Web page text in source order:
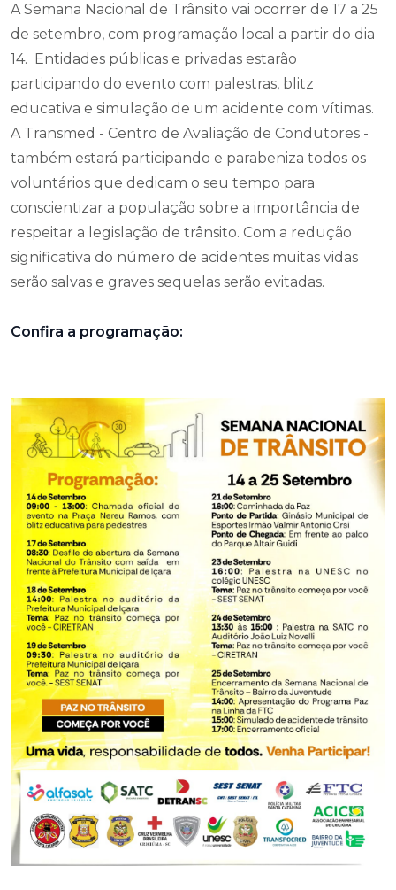
A Semana Nacional de Trânsito vai ocorrer de 17 a 25
de setembro, com programação local a partir do dia
14. Entidades públicas e privadas estarão
participando do evento com palestras, blitz
educativa e simulação de um acidente com vítimas.
A Transmed - Centro de Avaliação de Condutores -
também estará participando e parabeniza todos os
voluntários que dedicam o seu tempo para
conscientizar a população sobre a importância de
respeitar a legislação de trânsito. Com a redução
significativa do número de acidentes muitas vidas
serão salvas e graves sequelas serão evitadas.
Confira a programação: